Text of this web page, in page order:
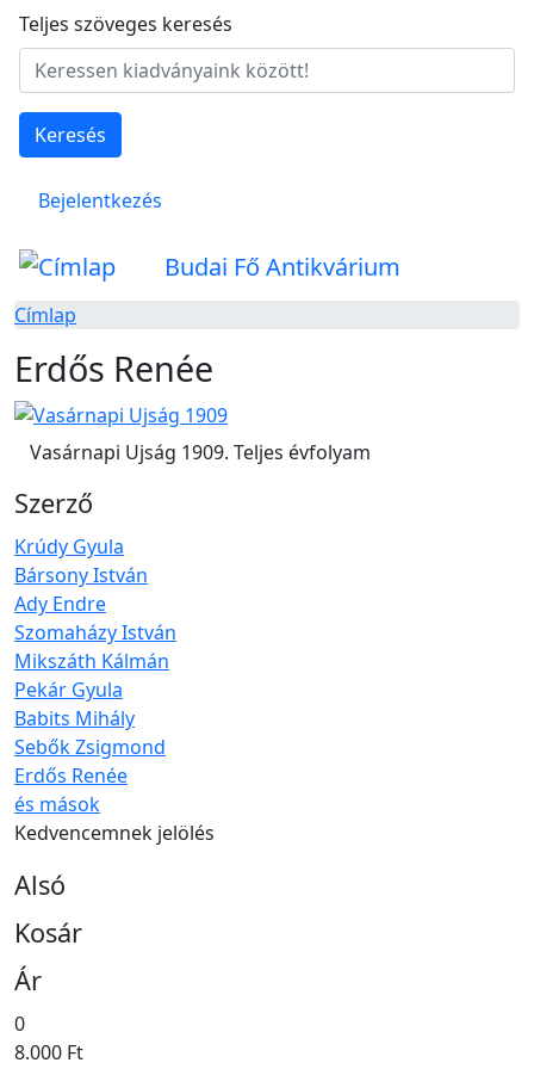
Ugrás a tartalomra
Teljes szöveges keresés
Keresés
Felhasználói fiók menüje
Bejelentkezés
Budai Fő Antikvárium
Címlap
Erdős Renée
Vasárnapi Ujság 1909. Teljes évfolyam
Szerző
Krúdy Gyula
Bársony István
Ady Endre
Szomaházy István
Mikszáth Kálmán
Pekár Gyula
Babits Mihály
Sebők Zsigmond
Erdős Renée
és mások
Kedvencemnek jelölés
Alsó
Kosár
Ár
0
8.000 Ft